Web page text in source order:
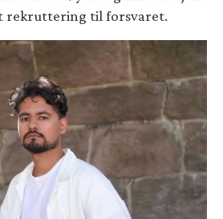
rekruttering til forsvaret.